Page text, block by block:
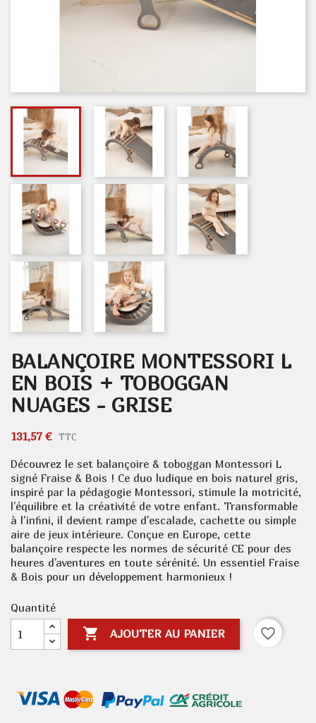
BALANÇOIRE MONTESSORI L
EN BOIS + TOBOGGAN
NUAGES - GRISE
131,57 € TTC
Découvrez le set balançoire & toboggan Montessori L
signé Fraise & Bois ! Ce duo ludique en bois naturel gris,
inspiré par la pédagogie Montessori, stimule la motricité,
l'équilibre et la créativité de votre enfant. Transformable
à l'infini, il devient rampe d'escalade, cachette ou simple
aire de jeux intérieure. Conçue en Europe, cette
balançoire respecte les normes de sécurité CE pour des
heures d'aventures en toute sérénité. Un essentiel Fraise
& Bois pour un développement harmonieux !
Quantité
 AJOUTER AU PANIER favorite_border